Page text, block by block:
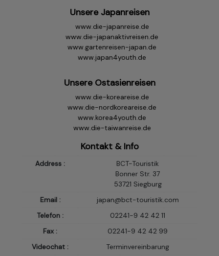
Unsere Japanreisen
www.die-japanreise.de
www.die-japanaktivreisen.de
www.gartenreisen-japan.de
www.japan4youth.de
Unsere Ostasienreisen
www.die-koreareise.de
www.die-nordkoreareise.de
www.korea4youth.de
www.die-taiwanreise.de
Kontakt & Info
Address :
BCT-Touristik
Bonner Str. 37
53721 Siegburg
Email :
japan@bct-touristik.com
Telefon :
02241-9 42 42 11
Fax :
02241-9 42 42 99
Videochat :
Terminvereinbarung